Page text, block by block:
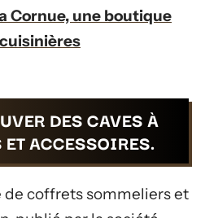
Cornue, une boutique
DES CAVES À
ACCESSOIRES.
de coffrets sommeliers et